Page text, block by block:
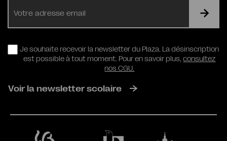
RGPD
Je souhaite recevoir la newsletter du Plaza. La désinscription
est possible à tout moment. Pour en savoir plus,consultez
nos CGU.
Voir la newsletter scolaire